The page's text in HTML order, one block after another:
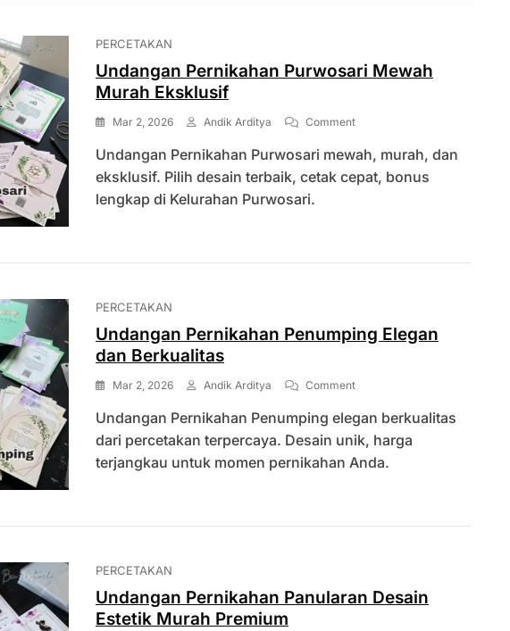
PERCETAKAN
Undangan Pernikahan Purwosari Mewah
Murah Eksklusif
Mar 2, 2026 Andik Arditya CommentOn
Pernikahan
Purwosari
Mewah
Undangan Pernikahan Purwosari mewah, murah, dan
eksklusif. Pilih desain terbaik, cetak cepat, bonus
lengkap di Kelurahan Purwosari.
PERCETAKAN
Undangan Pernikahan Penumping Elegan
dan Berkualitas
Mar 2, 2026 Andik Arditya CommentOn
Pernikahan
Penumping
Elegan
Dan
Undangan Pernikahan Penumping elegan berkualitas
dari percetakan terpercaya. Desain unik, harga
terjangkau untuk momen pernikahan Anda.
PERCETAKAN
Undangan Pernikahan Panularan Desain
Estetik Murah Premium